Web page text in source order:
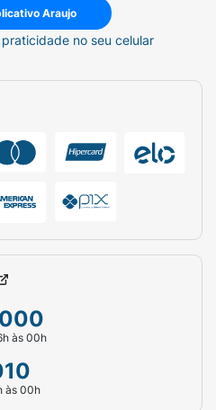
Araujo
no seu celular
às 00h
às 00h